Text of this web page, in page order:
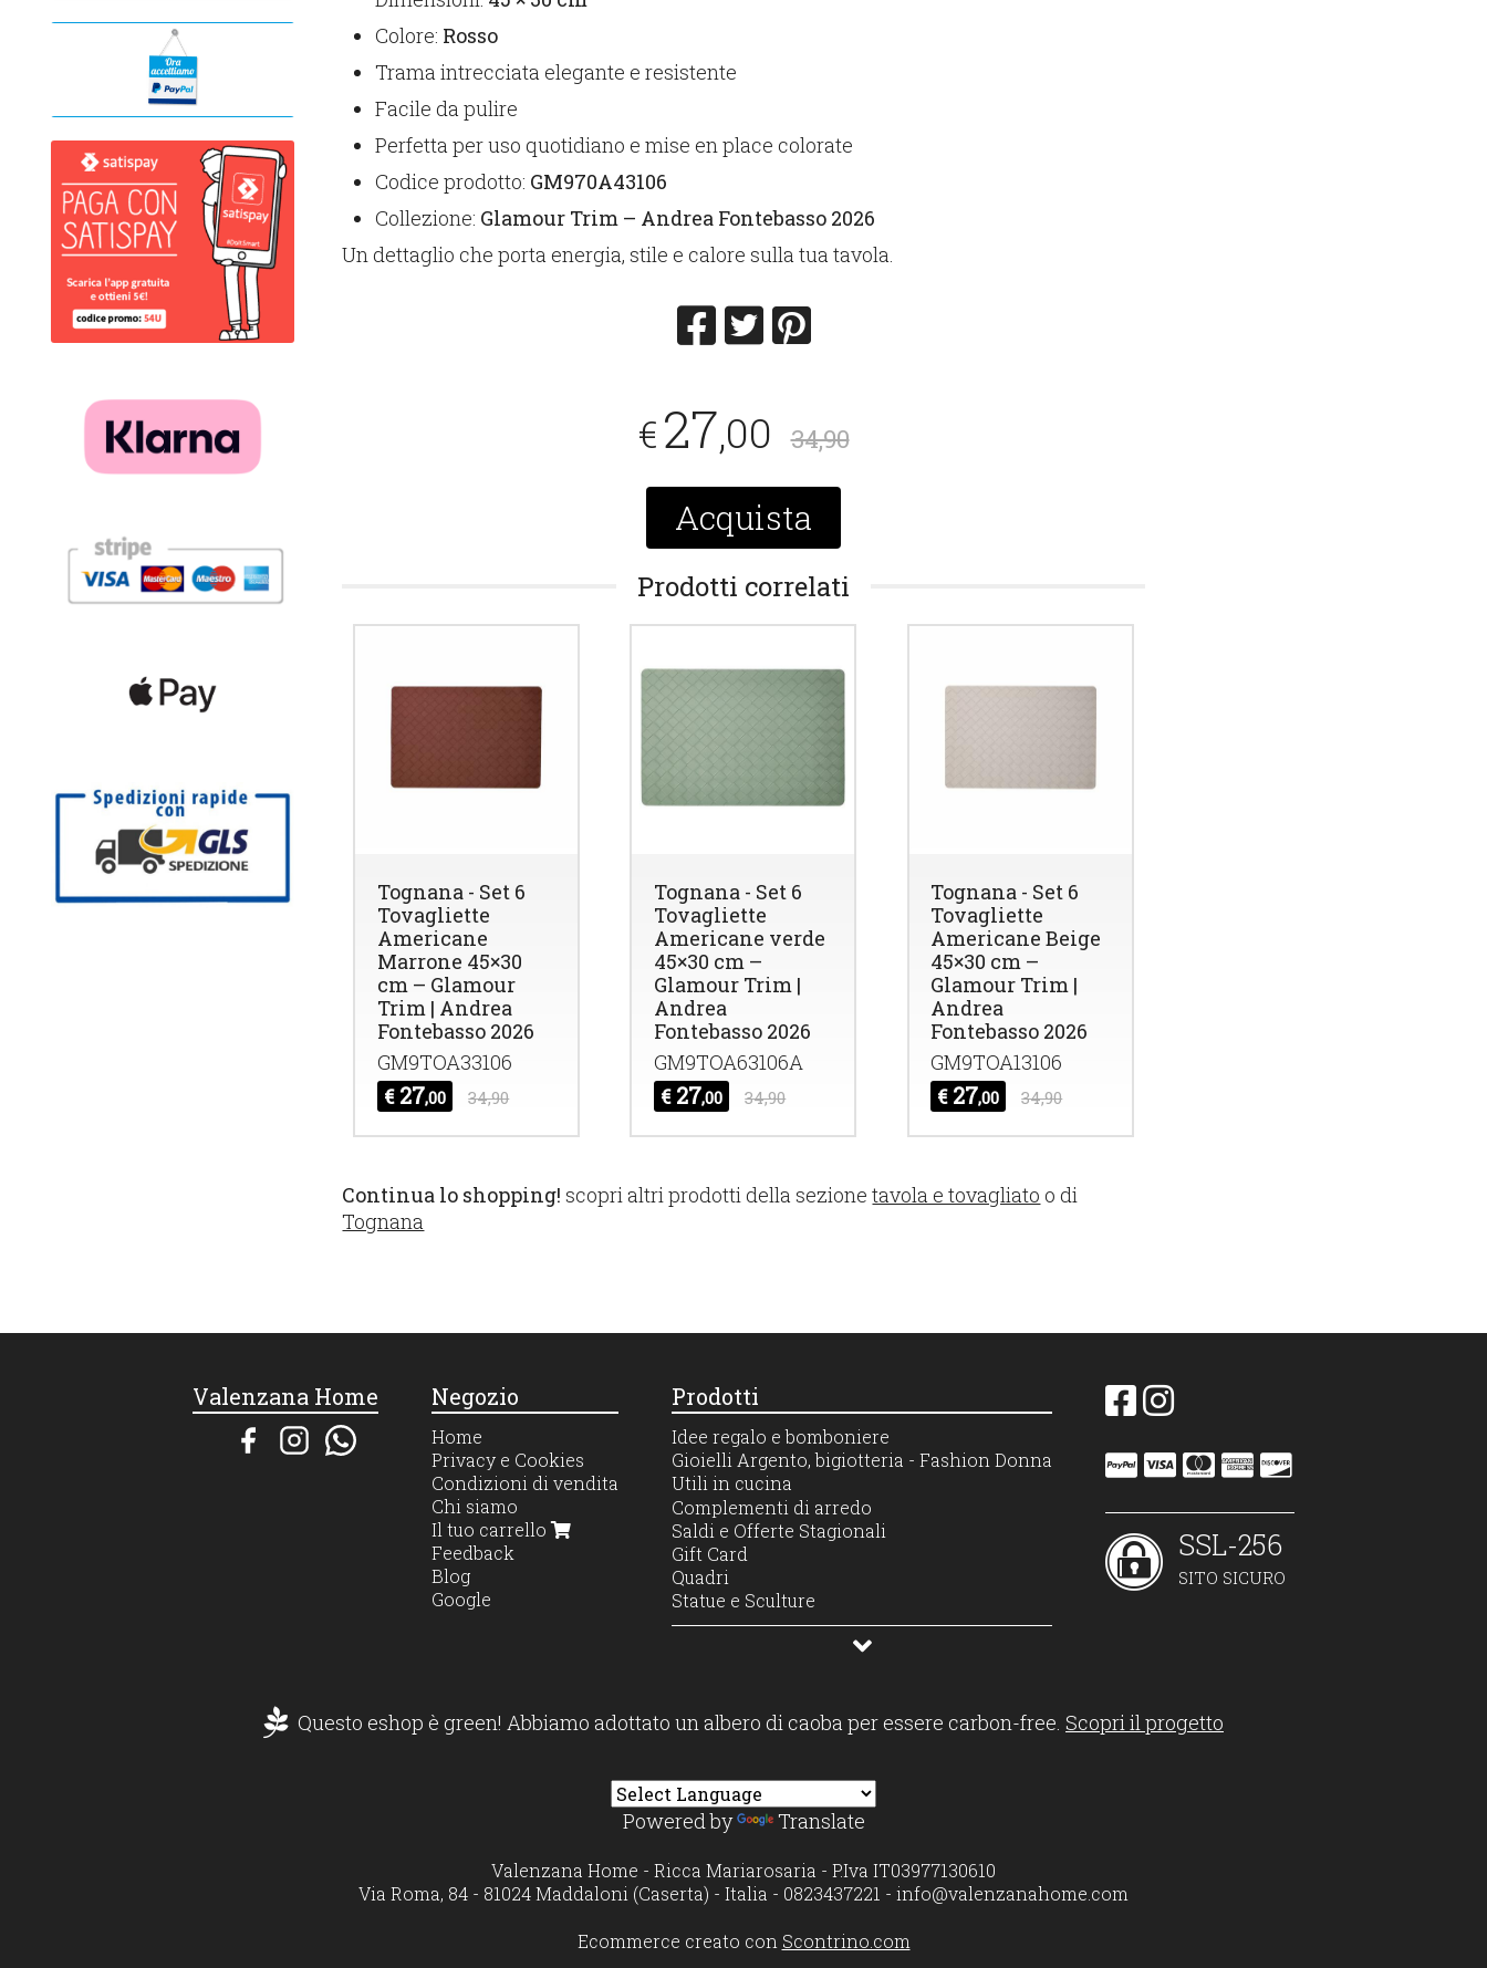
Colore: Rosso
Trama intrecciata elegante e resistente
Facile da pulire
Perfetta per uso quotidiano e mise en place colorate
Codice prodotto: GM970A43106
Collezione: Glamour Trim – Andrea Fontebasso 2026
Un dettaglio che porta energia, stile e calore sulla tua tavola.
€27,00 34,90
Acquista
Prodotti correlati
Tognana - Set 6
Tovagliette
Americane
Marrone 45×30
cm – Glamour
Trim | Andrea
Fontebasso 2026
GM9TOA33106
€ 27,00 34,90
Tognana - Set 6
Tovagliette
Americane verde
45×30 cm –
Glamour Trim |
Andrea
Fontebasso 2026
GM9TOA63106A
€ 27,00 34,90
Tognana - Set 6
Tovagliette
Americane Beige
45×30 cm –
Glamour Trim |
Andrea
Fontebasso 2026
GM9TOA13106
€ 27,00 34,90
Continua lo shopping! scopri altri prodotti della sezionetavola e tovagliato o di
Tognana
Valenzana Home Negozio
Home
Privacy e Cookies
Condizioni di vendita
Chi siamo
Il tuo carrello
Feedback
Blog
Google
Prodotti
Idee regalo e bomboniere
Gioielli Argento, bigiotteria - Fashion Donna
Utili in cucina
Servire e presentare
Portaoggetti cucina
Caffè e colazione
Accessori bar e vino
Cottura e preparazione
Tavola e tovagliato
Contenitori e dispensa
Complementi di arredo
Saldi e Offerte Stagionali
Gift Card
Quadri
Statue e Sculture
Profumatori diffusori e candele
SSL-256
SITO SICURO
Questo eshop è green! Abbiamo adottato un albero di caoba per essere carbon-free. Scopri il progetto
Powered by Translate
Valenzana Home - Ricca Mariarosaria - P.Iva IT03977130610
Via Roma, 84 - 81024 Maddaloni (Caserta) - Italia - 0823437221 - info@valenzanahome.com
Ecommerce creato con Scontrino.com